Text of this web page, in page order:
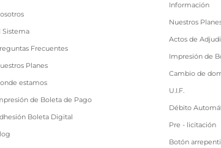
Sistema
Frecuentes
Planes
estamos
de Boleta de Pago
Boleta Digital
Información
Nuestros
Actos de
Impresión de
Cambio de
U.I.F.
Débito
Pre - licitación
Botón